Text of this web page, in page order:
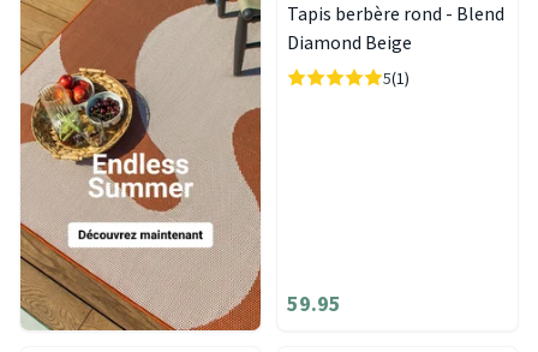
Tapis berbère rond - Blend
Diamond Beige
5(1)
59.95